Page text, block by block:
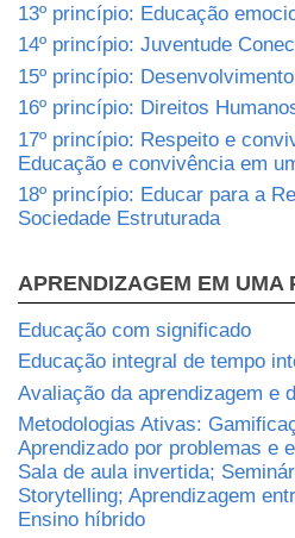
13º princípio: Educação
14º princípio: Juventude
15º princípio:
16º princípio: Direitos
17º princípio: Respeito e
Educação e convivência em
18º princípio: Educar para a
Sociedade Estruturada
APRENDIZAGEM EM UMA
Educação com significado
Educação integral de tempo
Avaliação da aprendizagem e
Metodologias Ativas:
Aprendizado por problemas e
Sala de aula invertida;
Storytelling; Aprendizagem
Ensino híbrido